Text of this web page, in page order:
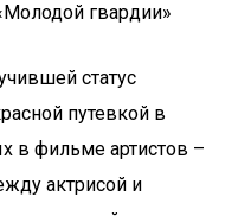
гвардии»
статус
путевкой в
в фильме артистов –
актрисой и